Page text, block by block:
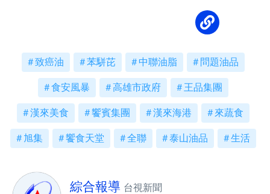
致癌油 苯駢芘 中聯油脂 問題油品
食安風暴 高雄市政府 王品集團
漢來美食 饗賓集團 漢來海港 來蔬食
旭集 饗食天堂 全聯 泰山油品 生活
綜合報導 台視新聞